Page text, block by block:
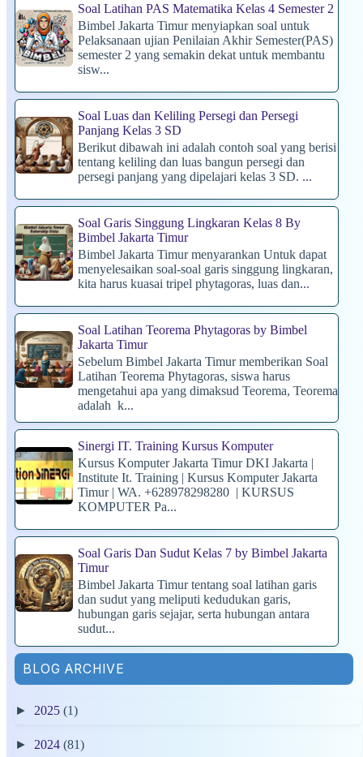
Soal Latihan PAS Matematika Kelas 4 Semester 2
Bimbel Jakarta Timur menyiapkan soal untuk
Pelaksanaan ujian Penilaian Akhir Semester(PAS)
semester 2 yang semakin dekat untuk membantu
sisw...
Soal Luas dan Keliling Persegi dan Persegi
Panjang Kelas 3 SD
Berikut dibawah ini adalah contoh soal yang berisi
tentang keliling dan luas bangun persegi dan
persegi panjang yang dipelajari kelas 3 SD. ...
Soal Garis Singgung Lingkaran Kelas 8 By
Bimbel Jakarta Timur
Bimbel Jakarta Timur menyarankan Untuk dapat
menyelesaikan soal-soal garis singgung lingkaran,
kita harus kuasai tripel phytagoras, luas dan...
Soal Latihan Teorema Phytagoras by Bimbel
Jakarta Timur
Sebelum Bimbel Jakarta Timur memberikan Soal
Latihan Teorema Phytagoras, siswa harus
mengetahui apa yang dimaksud Teorema, Teorema
adalah k...
Sinergi IT. Training Kursus Komputer
Kursus Komputer Jakarta Timur DKI Jakarta |
Institute It. Training | Kursus Komputer Jakarta
Timur | WA. +628978298280 | KURSUS
KOMPUTER Pa...
Soal Garis Dan Sudut Kelas 7 by Bimbel Jakarta
Timur
Bimbel Jakarta Timur tentang soal latihan garis
dan sudut yang meliputi kedudukan garis,
hubungan garis sejajar, serta hubungan antara
sudut...
BLOG ARCHIVE
► 2025 (1)
► 2024 (81)